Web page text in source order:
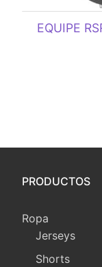
EQUIPE
PRODUCTOS
Ropa
Jerseys
Shorts